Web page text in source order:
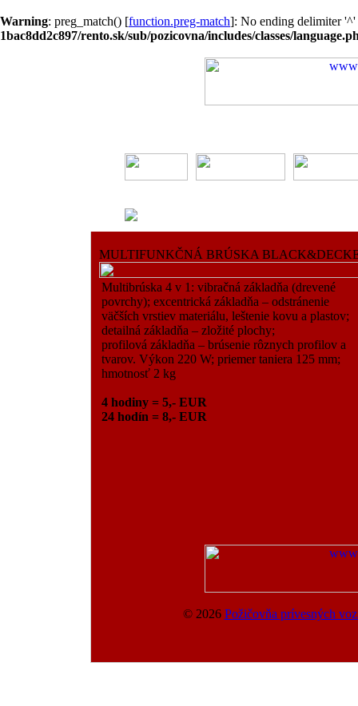
Warning: preg_match() [function.preg-match]: No ending delimiter
1bac8dd2c897/rento.sk/sub/pozicovna/includes/classes/
MULTIFUNKČNÁ BRÚSKA
Multibrúska 4 v 1: vibračná základňa (drevené
povrchy); excentrická základňa – odstránenie
väčších vrstiev materiálu, leštenie kovu a plastov;
detailná základňa – zložité plochy;
profilová základňa – brúsenie rôznych profilov a
tvarov. Výkon 220 W; priemer taniera 125 mm;
hmotnosť 2 kg
4 hodiny = 5,- EUR
24 hodín = 8,- EUR
© 2026 Požičovňa prívesných